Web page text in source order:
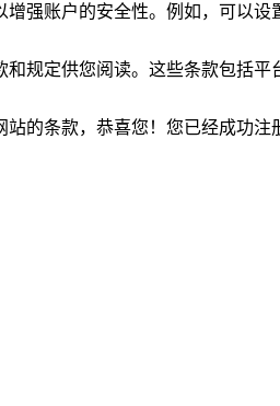
强账户的安全性。例如，可以
规定供您阅读。这些条款包括
的条款，恭喜您！您已经成功